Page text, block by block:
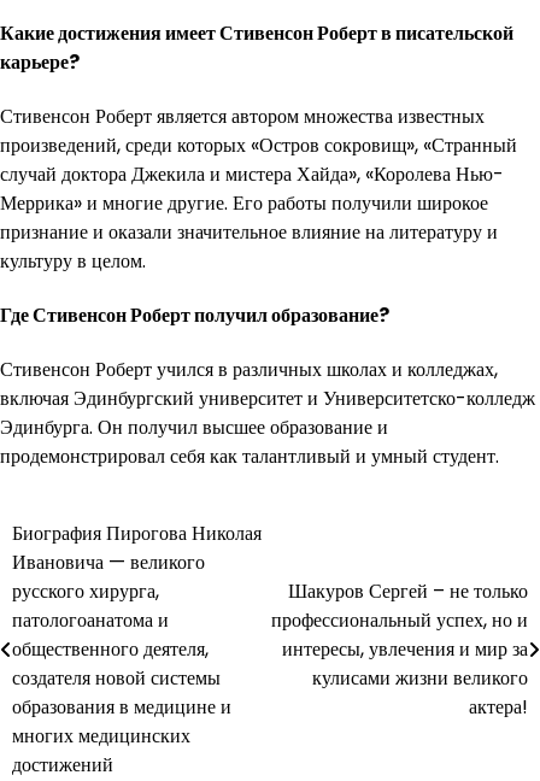
Какие достижения имеет Стивенсон Роберт в писательской
карьере?
Стивенсон Роберт является автором множества известных
произведений, среди которых «Остров сокровищ», «Странный
случай доктора Джекила и мистера Хайда», «Королева Нью-
Меррика» и многие другие. Его работы получили широкое
признание и оказали значительное влияние на литературу и
культуру в целом.
Где Стивенсон Роберт получил образование?
Стивенсон Роберт учился в различных школах и колледжах,
включая Эдинбургский университет и Университетско-колледж
Эдинбурга. Он получил высшее образование и
продемонстрировал себя как талантливый и умный студент.
Навигация
по
записям
Биография Пирогова Николая
Ивановича — великого
русского хирурга,
патологоанатома и
общественного деятеля,
создателя новой системы
образования в медицине и
многих медицинских
достижений
Шакуров Сергей – не только
профессиональный успех, но и
интересы, увлечения и мир за
кулисами жизни великого
актера!